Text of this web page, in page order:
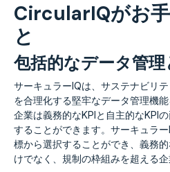
CircularIQがお
と
包括的なデータ管理
サーキュラーIQは、サステナビリ
を合理化する堅牢なデータ管理機
企業は義務的なKPIと自主的なKPI
することができます。サーキュラ
標から選択することができ、義務
けでなく、規制の枠組みを超える企